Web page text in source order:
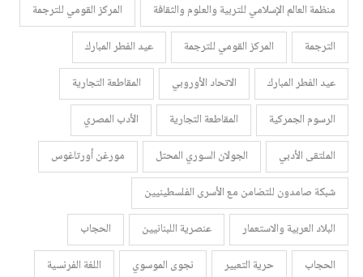
منظمة العالم الإسلامي للتربية والعلوم والثقافة
المركز القومي للترجمة
الترجمة
المركز القومي للترجمة
عيد الفطر المبارك
عيد الفطر المبارك
الاتحاد الأوروبي
المقاطعة التجارية
الرسوم الجمركية
المقاطعة التجارية
الأدب المصري
الملتقى الأدبي
الجولان السوري المحتل
مورغن أورتاغوس
شبكة صامدون للتضامن مع الأسرى الفلسطينيين
البلاد العربية والاستعمار
عنصرية اللبنانيين
الحجاب
الحجاب
حرية التعبير نجوى الموسوي
اللغة الفرنسية